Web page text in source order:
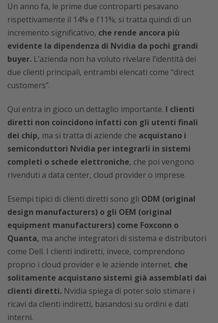
Un anno fa, le prime due controparti pesavano
rispettivamente il 14% e l’11%; si tratta quindi di un
incremento significativo, che rende ancora più
evidente la dipendenza di Nvidia da pochi grandi
buyer. L’azienda non ha voluto rivelare l’identità dei
due clienti principali, entrambi elencati come “direct
customers”.
Qui entra in gioco un dettaglio importante. I clienti
diretti non coincidono infatti con gli utenti finali
dei chip, ma si tratta di aziende che acquistano i
semiconduttori Nvidia per integrarli in sistemi
completi o schede elettroniche, che poi vengono
rivenduti a data center, cloud provider o imprese.
Esempi tipici di clienti diretti sono gli ODM (original
design manufacturers) o gli OEM (original
equipment manufacturers) come Foxconn o
Quanta, ma anche integratori di sistema e distributori
come Dell. I clienti indiretti, invece, comprendono
proprio i cloud provider e le aziende internet, che
solitamente acquistano sistemi già assemblati dai
clienti diretti. Nvidia spiega di poter solo stimare i
ricavi da clienti indiretti, basandosi su ordini e dati
interni.